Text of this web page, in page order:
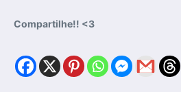
Compartilhe!! <3